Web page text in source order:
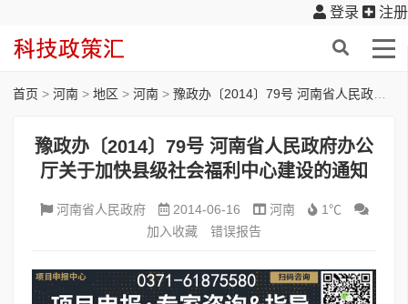
登录 注册
首页 > 河南 > 地区 > 河南 > 豫政办〔2014〕79号 河南省人民政府办公厅关于加快县级社会福利中心建设的通知
豫政办〔2014〕79号 河南省人民政府办公
厅关于加快县级社会福利中心建设的通知
河南省人民政府 2014-06-16 河南
1℃
加入收藏
错误报告